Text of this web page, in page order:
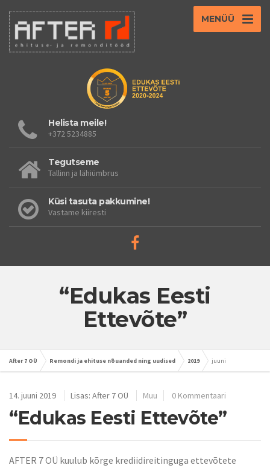
MENÜÜ
Helista meile!
+372 5234885
Tegutseme
Tallinn ja lähiümbrus
Küsi tasuta pakkumine!
Vastame kiiresti
“Edukas Eesti
Ettevõte”
After 7 OÜ Remondi ja ehituse nõuanded ning uudised 2019 juuni
14. juuni 2019 Lisas: After 7 OÜ Muu 0 Kommentaari
“Edukas Eesti Ettevõte”
AFTER 7 OÜ kuulub kõrge krediidireitinguga ettevõtete